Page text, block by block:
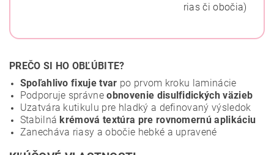
rias či obočia)
PREČO SI HO OBĽÚBITE?
Spoľahlivo fixuje tvar po prvom kroku laminácie
Podporuje správneobnovenie disulfidických väzieb
Uzatvára kutikulu pre hladký a definovaný výsledok
Stabilnákrémová textúra pre rovnomernú aplikáciu
Zanecháva riasy a obočie hebké a upravené